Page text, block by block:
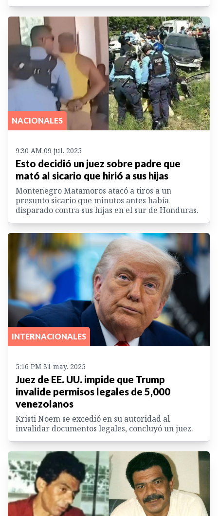
NACIONALES
9:30 AM 09 jul. 2025
Esto decidió un juez sobre padre que
mató al sicario que hirió a sus hijas
Montenegro Matamoros atacó a tiros a un
presunto sicario que minutos antes había
disparado contra sus hijas en el sur de Honduras.
INTERNACIONALES
5:16 PM 31 may. 2025
Juez de EE. UU. impide que Trump
invalide permisos legales de 5,000
venezolanos
Kristi Noem se excedió en su autoridad al
invalidar documentos legales, concluyó un juez.